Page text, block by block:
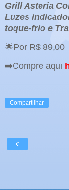
Grill Asteria
Luzes
toque-frio e
🌟Por R$ 89,00
➡️Compre aqui
Compartilhar
‹